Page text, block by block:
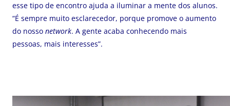
esse tipo de encontro ajuda a iluminar a mente dos alunos.
“É sempre muito esclarecedor, porque promove o aumento
do nosso network. A gente acaba conhecendo mais
pessoas, mais interesses”.